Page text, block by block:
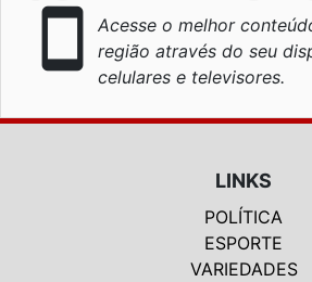
smartphone
Acesse o melhor
região através do seu
celulares e televisores.
LINKS
POLÍTICA
ESPORTE
VARIEDADES